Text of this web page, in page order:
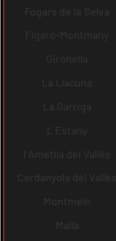
Fogars de la Selva
Figaró-Montmany
Gironella
La Llacuna
La Garriga
L´Estany
l´Ametlla del Vallès
Cerdanyola del Vallès
Montmeló
Malla